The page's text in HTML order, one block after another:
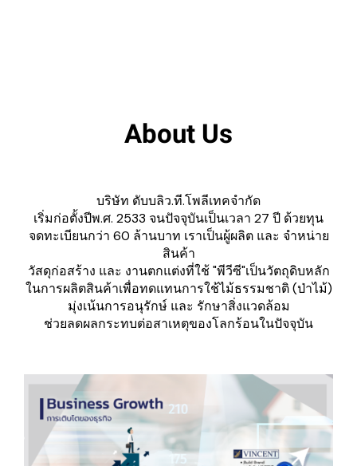
About Us
บริษัท ดับบลิว.ที.โพลีเทคจำกัด
เริ่มก่อตั้งปีพ.ศ. 2533 จนปัจจุบันเป็นเวลา 27 ปี ด้วยทุน
จดทะเบียนกว่า 60 ล้านบาท เราเป็นผู้ผลิต และ จำหน่าย
สินค้า
วัสดุก่อสร้าง และ งานตกแต่งที่ใช้ "พีวีซี"เป็นวัตถุดิบหลัก
ในการผลิตสินค้าเพื่อทดแทนการใช้ไม้ธรรมชาติ (ป่าไม้)
มุ่งเน้นการอนุรักษ์ และ รักษาสิ่งแวดล้อม
ช่วยลดผลกระทบต่อสาเหตุของโลกร้อนในปัจจุบัน